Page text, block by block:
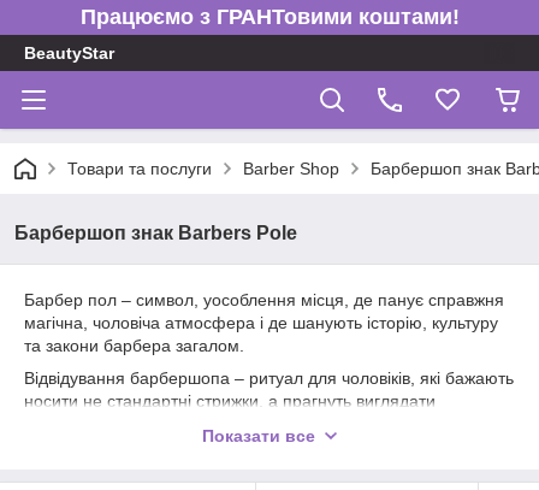
Працюємо з ГРАНТовими коштами!
BeautyStar
Товари та послуги Barber Shop Барбершоп знак
Барбершоп знак Barbers Pole
Барбер пол – символ, уособлення місця, де панує справжня
магічна, чоловіча атмосфера і де шанують історію, культуру
та закони барбера загалом.
Відвідування барбершопа – ритуал для чоловіків, які бажають
носити не стандартні стрижки, а прагнуть виглядати
Barber's Pole, то сміливо заходьте туди.
Показати все